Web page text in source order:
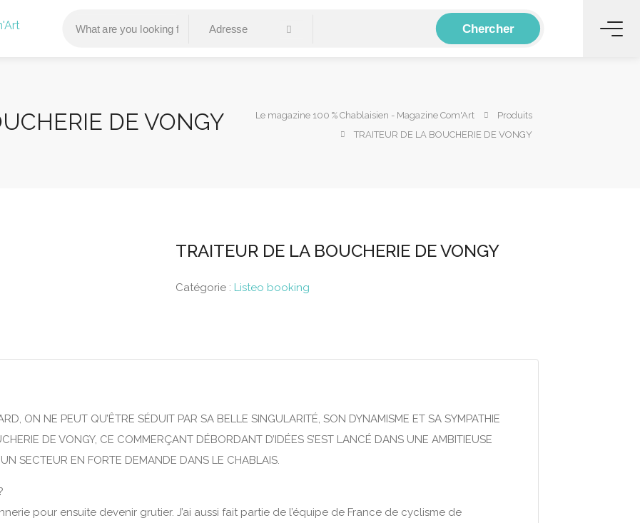
Chercher
DE VONGY Le magazine 100 % Chablaisien - Magazine Com'Art
Produits
TRAITEUR DE LA BOUCHERIE DE VONGY
TRAITEUR DE LA BOUCHERIE DE VONGY
Catégorie : Listeo booking
ON NE PEUT QU’ÊTRE SÉDUIT PAR SA BELLE SINGULARITÉ, SON DYNAMISME ET SA SYMPATHIE
DE VONGY, CE COMMERÇANT DÉBORDANT D’IDÉES S’EST LANCÉ DANS UNE AMBITIEUSE
SECTEUR EN FORTE DEMANDE DANS LE CHABLAIS.
pour ensuite devenir grutier. J’ai aussi fait partie de l’équipe de France de cyclisme de